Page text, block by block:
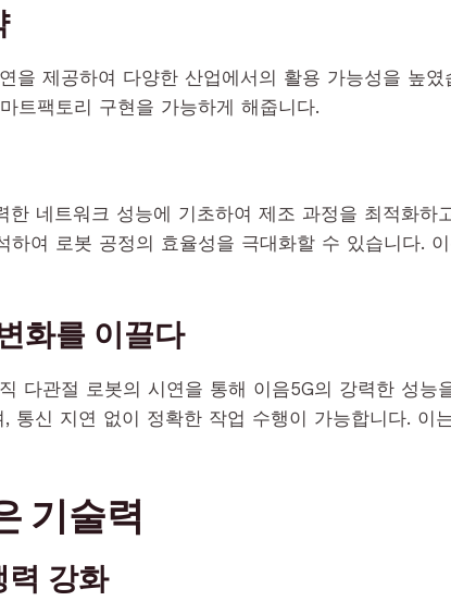
을 제공하여 다양한 산업에서의 활용 가능성을 높
트팩토리 구현을 가능하게 해줍니다.
한 네트워크 성능에 기초하여 제조 과정을 최적화하
하여 로봇 공정의 효율성을 극대화할 수 있습니다.
화를 이끌다
다관절 로봇의 시연을 통해 이음5G의 강력한 성능
통신 지연 없이 정확한 작업 수행이 가능합니다. 이
기술력
력 강화